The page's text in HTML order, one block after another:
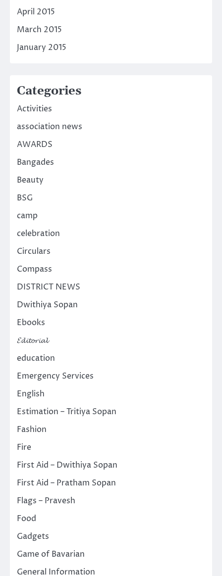
April 2015
March 2015
January 2015
Categories
Activities
association news
AWARDS
Bangades
Beauty
BSG
camp
celebration
Circulars
Compass
DISTRICT NEWS
Dwithiya Sopan
Ebooks
𝓔𝓭𝓲𝓽𝓸𝓻𝓲𝓪𝓵
education
Emergency Services
English
Estimation – Tritiya Sopan
Fashion
Fire
First Aid – Dwithiya Sopan
First Aid – Pratham Sopan
Flags – Pravesh
Food
Gadgets
Game of Bavarian
General Information